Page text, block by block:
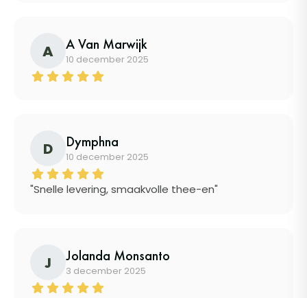
A A Van Marwijk
10 december 2025
D Dymphna
10 december 2025
"Snelle levering, smaakvolle thee-en"
J Jolanda Monsanto
3 december 2025